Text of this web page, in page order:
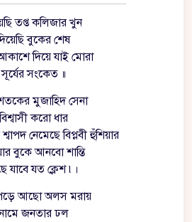
তপ্ত কলিজার খুন
বুকের শেষ
দিয়ে যাই মোরা
সূর্যের সংকেত ॥
মুজাহিদ সেনা
করো ধার
নেমেছে বিপ্লবী হুঁশিয়ার
বুকে আনবো শান্তি
যাবে যত ক্লেশ ৷।
আছো অলস মরায়
জনতার ঢল